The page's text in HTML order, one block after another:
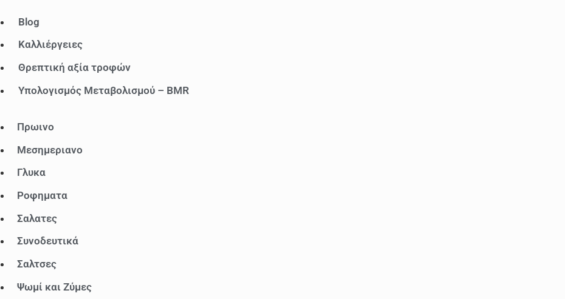
Μενού
Blog
Καλλιέργειες
Θρεπτική αξία τροφών
Υπολογισμός Μεταβολισμού – BMR
ΜενούΠρωινο
Μεσημεριανο
Γλυκα
Ροφηματα
Σαλατες
Συνοδευτικά
Σαλτσες
Ψωμί και Ζύμες